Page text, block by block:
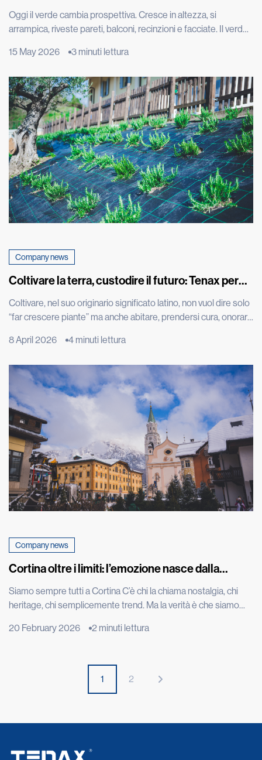
Oggi il verde cambia prospettiva. Cresce in altezza, si
arrampica, riveste pareti, balconi, recinzioni e facciate. Il verde
nuovo, trasformando muri, tetti e spazi verticali in paesaggi da
dall’incontro tra design, architettura e bisogno di […]
15 May 2026 3 minuti lettura
Company news
Coltivare la terra, custodire il futuro: Tenax per
Coltivare, nel suo originario significato latino, non vuol dire solo
“far crescere piante” ma anche abitare, prendersi cura, onorare
dell’intenzione ancora prima del gesto: creare le condizioni
L’orto è molto più di uno spazio produttivo: […]
8 April 2026 4 minuti lettura
Company news
Cortina oltre i limiti: l’emozione nasce dalla
Siamo sempre tutti a Cortina C’è chi la chiama nostalgia, chi
heritage, chi semplicemente trend. Ma la verità è che siamo
fa, quando Kristian Ghedina, rockstar della discesa libera che
20 February 2026 2 minuti lettura
1 2